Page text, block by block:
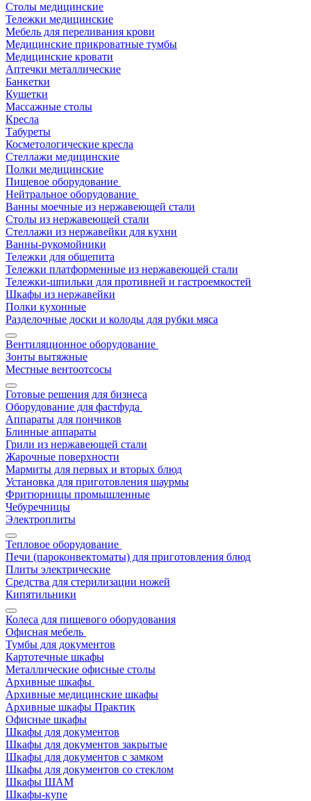
Столы медицинские
Тележки медицинские
Мебель для переливания крови
Медицинские прикроватные тумбы
Медицинские кровати
Аптечки металлические
Банкетки
Кушетки
Массажные столы
Кресла
Табуреты
Косметологические кресла
Стеллажи медицинские
Полки медицинские
Пищевое оборудование
Нейтральное оборудование
Ванны моечные из нержавеющей стали
Столы из нержавеющей стали
Стеллажи из нержавейки для кухни
Ванны-рукомойники
Тележки для общепита
Тележки платформенные из нержавеющей стали
Тележки-шпильки для противней и гастроемкостей
Шкафы из нержавейки
Полки кухонные
Разделочные доски и колоды для рубки мяса
Вентиляционное оборудование
Зонты вытяжные
Местные вентоотсосы
Готовые решения для бизнеса
Оборудование для фастфуда
Аппараты для пончиков
Блинные аппараты
Грили из нержавеющей стали
Жарочные поверхности
Мармиты для первых и вторых блюд
Установка для приготовления шаурмы
Фритюрницы промышленные
Чебуречницы
Электроплиты
Тепловое оборудование
Печи (пароконвектоматы) для приготовления блюд
Плиты электрические
Средства для стерилизации ножей
Кипятильники
Колеса для пищевого оборудования
Офисная мебель
Тумбы для документов
Картотечные шкафы
Металлические офисные столы
Архивные шкафы
Архивные медицинские шкафы
Архивные шкафы Практик
Офисные шкафы
Шкафы для документов
Шкафы для документов закрытые
Шкафы для документов с замком
Шкафы для документов со стеклом
Шкафы ШАМ
Шкафы-купе